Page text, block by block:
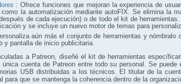
: Ofrece funciones que mejoran la experiencia de
la automatización mediante autoFIX. Se elimina la
de cada ejecución) o de todo el kit de
y se incluye un nuevo motor de temas para
aún más el conjunto de herramientas y nómbralo
y pantalla de inicio publicitaria.
a Patreon, diseñé el kit de herramientas
cuenta de Patreon entre todo su personal. Se puede
USB distribuidas a los técnicos. El titular de la
para que se mantenga la coherencia dentro de la